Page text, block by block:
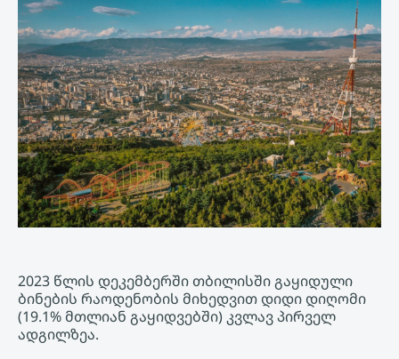
2023 წლის დეკემბერში თბილისში გაყიდული
ბინების რაოდენობის მიხედვით დიდი დიღომი
(19.1% მთლიან გაყიდვებში) კვლავ პირველ
ადგილზეა.